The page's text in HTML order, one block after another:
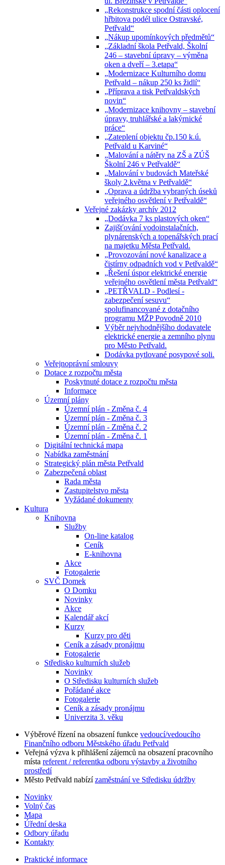
„Rekonstrukce spodní části oplocení
hřbitova podél ulice Ostravské,
Petřvald“
„Nákup upomínkových předmětů“
„Základní škola Petřvald, Školní
246 – stavební úpravy – výměna
oken a dveří – 3.etapa“
„Modernizace Kulturního domu
Petřvald – nákup 250 ks židlí“
„Příprava a tisk Petřvaldských
novin“
„Modernizace knihovny – stavební
úpravy, truhlářské a lakýrnické
práce“
„Zateplení objektu čp.150 k.ú.
Petřvald u Karviné“
„Malování a nátěry na ZŠ a ZÚŠ
Školní 246 v Petřvaldě“
„Malování v budovách Mateřské
školy 2.května v Petřvaldě“
„Oprava a údržba vybraných úseků
veřejného osvětlení v Petřvaldě“
Veřejné zakázky archív 2012
„Dodávka 7 ks plastových oken“
Zajišťování vodoinstalačních,
plynárenských a topenářských prací
na majetku Města Petřvald.
„Provozování nové kanalizace a
čistírny odpadních vod v Petřvaldě“
„Řešení úspor elektrické energie
veřejného osvětlení města Petřvald“
„PETŘVALD - Podlesí -
zabezpečení sesuvu“
spolufinancované z dotačního
programu MŽP Povodně 2010
Výběr nejvhodnějšího dodavatele
elektrické energie a zemního plynu
pro Město Petřvald.
Dodávka pytlované posypové soli.
Veřejnoprávní smlouvy
Dotace z rozpočtu města
Poskytnuté dotace z rozpočtu města
Informace
Územní plány
Územní plán - Změna č. 4
Územní plán - Změna č. 3
Územní plán - Změna č. 2
Územní plán - Změna č. 1
Digitální technická mapa
Nabídka zaměstnání
Strategický plán města Petřvald
Zabezpečená oblast
Rada města
Zastupitelstvo města
Vyžádané dokumenty
Kultura
Knihovna
Služby
On-line katalog
Ceník
E-knihovna
Akce
Fotogalerie
SVČ Domek
O Domku
Novinky
Akce
Kalendář akcí
Kurzy
Kurzy pro děti
Ceník a zásady pronájmu
Fotogalerie
Středisko kulturních služeb
Novinky
O Středisku kulturních služeb
Pořádané akce
Fotogalerie
Ceník a zásady pronájmu
Univerzita 3. věku
Výběrové řízení na obsazení funkce vedoucí/vedoucího
Finančního odboru Městského úřadu Petřvald
Veřejná výzva k přihlášení zájemců na obsazení pracovního
místa referent / referentka odboru výstavby a životního
prostředí
Město Petřvald nabízízaměstnání ve Středisku údržby
Novinky
Volný čas
Mapa
Úřední deska
Odbory úřadu
Kontakty
Praktické informace